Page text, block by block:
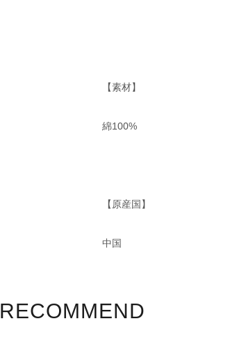
【素材】
綿100%
【原産国】
中国
RECOMMEND